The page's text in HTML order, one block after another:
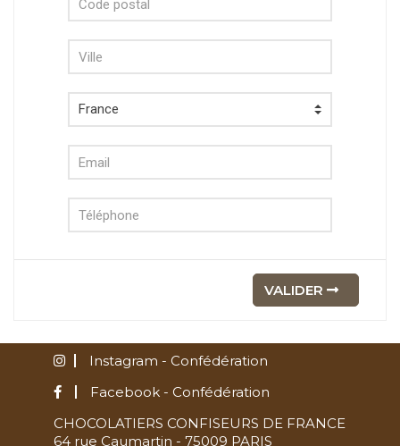
VALIDER
Instagram - Confédération
Facebook - Confédération
CHOCOLATIERS CONFISEURS DE FRANCE
64 rue Caumartin - 75009 PARIS